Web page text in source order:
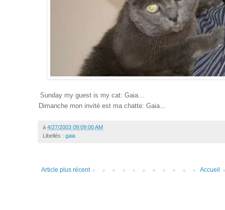
Sunday my guest is my cat: Gaia...
Dimanche mon invité est ma chatte: Gaia...
à 4/27/2003 09:09:00 AM
Libellés : gaia
Article plus récent Accueil